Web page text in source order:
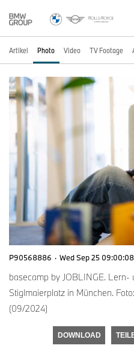
Artikel Photo Video TV Footage
P90568886 · Wed Sep 25
basecamp by JOBLINGE.
Stiglmaierplatz in München.
(09/2024)
DOWNLOAD